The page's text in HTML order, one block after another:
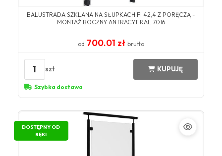
BALUSTRADA SZKLANA NA SŁUPKACH FI 42,4 Z PORĘCZĄ -
MONTAŻ BOCZNY ANTRACYT RAL 7016
od 700.01 zł brutto
1 szt KUPUJĘ
Szybka dostawa
DOSTĘPNY OD
RĘKI